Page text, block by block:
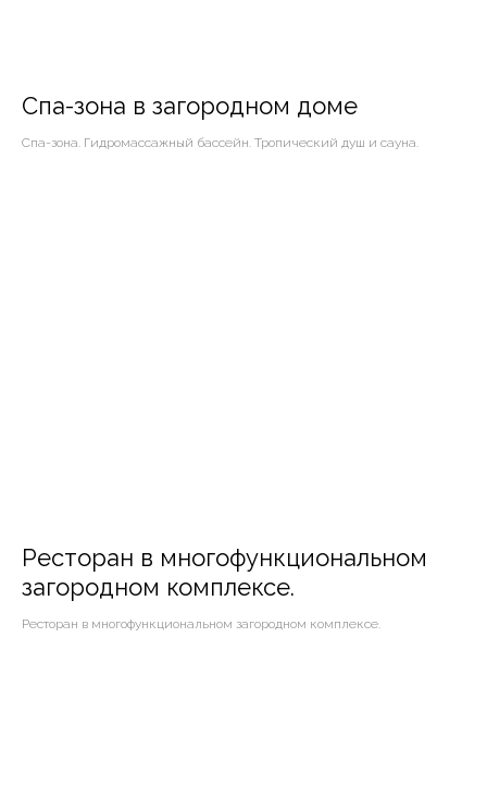
Спа-зона в загородном доме
Спа-зона. Гидромассажный бассейн. Тропический душ и сауна.
Ресторан в многофункциональном
загородном комплексе.
Ресторан в многофункциональном загородном комплексе.